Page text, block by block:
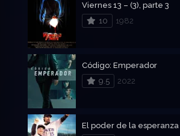
Viernes 13 – (3), parte 3
10
1982
Código: Emperador
9.5
2022
El poder de la esperanza